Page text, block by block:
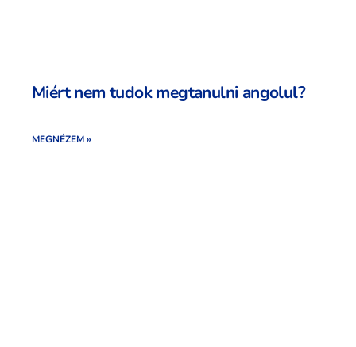
Miért nem tudok megtanulni angolul?
MEGNÉZEM »